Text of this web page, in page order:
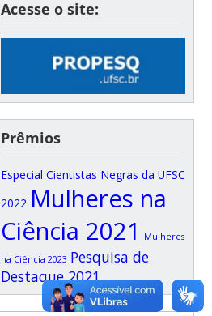
Acesse o site:
Prêmios
Especial Cientistas Negras da UFSC
2022 Mulheres na
Ciência 2021
Mulheres
na Ciência 2023 Pesquisa de
Destaque 2021